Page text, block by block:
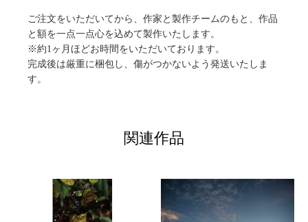
ご注文をいただいてから、作家と製作チームのもと、作品
と額を一点一点心を込めて製作いたします。
※約1ヶ月ほどお時間をいただいております。
完成後は厳重に梱包し、傷がつかないよう発送いたしま
す。
関連作品